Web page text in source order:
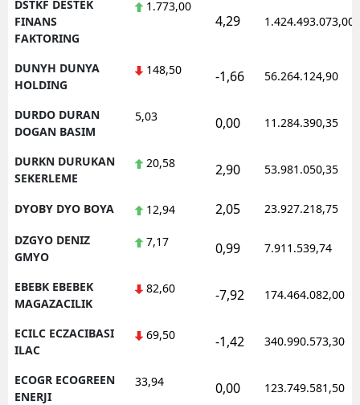
DSTKF DESTEK
FINANS
FAKTORING
1.773,00
4,29 1.424.493.073,00
DUNYH DUNYA
HOLDING
148,50 -1,66 56.264.124,90
DURDO DURAN
DOGAN BASIM
5,03 0,00 11.284.390,35
DURKN DURUKAN
SEKERLEME
20,58 2,90 53.981.050,35
DYOBY DYO BOYA 12,94 2,05 23.927.218,75
DZGYO DENIZ
GMYO
7,17 0,99 7.911.539,74
EBEBK EBEBEK
MAGAZACILIK
82,60 -7,92 174.464.082,00
ECILC ECZACIBASI
ILAC
69,50 -1,42 340.990.573,30
ECOGR ECOGREEN
ENERJI
33,94 0,00 123.749.581,50